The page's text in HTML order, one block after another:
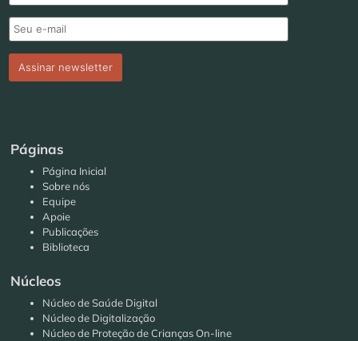
Páginas
Página Inicial
Sobre nós
Equipe
Apoie
Publicações
Biblioteca
Núcleos
Núcleo de Saúde Digital
Núcleo de Digitalização
Núcleo de Proteção de Crianças On-line